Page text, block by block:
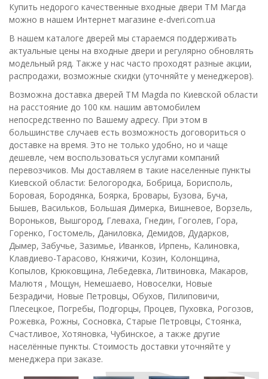
Купить недорого качественные входные двери ТМ Магда
можно в нашем Интернет магазине e-dveri.com.ua
В нашем каталоге дверей мы стараемся поддерживать
актуальные цены на входные двери и регулярно обновлять
модельный ряд. Также у нас часто проходят разные акции,
распродажи, возможные скидки (уточняйте у менеджеров).
Возможна доставка дверей ТМ Magda по Киевской области
на расстояние до 100 км. нашим автомобилем
непосредственно по Вашему адресу. При этом в
большинстве случаев есть возможность договориться о
доставке на время. Это не только удобно, но и чаще
дешевле, чем воспользоваться услугами компаний
перевозчиков. Мы доставляем в такие населенные пункты
Киевской области: Белогородка, Бобрица, Борисполь,
Боровая, Бородянка, Боярка, Бровары, Бузова, Буча,
Бышев, Васильков, Большая Димерка, Вишневое, Ворзель,
Вороньков, Вышгород, Глеваха, Гнедин, Гоголев, Гора,
Горенко, Гостомель, Даниловка, Демидов, Дударков,
Дымер, Забучье, Зазимье, Иванков, Ирпень, Калиновка,
Клавдиево-Тарасово, Княжичи, Козин, Колонщина,
Копылов, Крюковщина, Лебедевка, Литвиновка, Макаров,
Малютя , Мощун, Немешаево, Новоселки, Новые
Безрадичи, Новые Петровцы, Обухов, Пилиповичи,
Плесецкое, Погребы, Подгорцы, Процев, Пуховка, Рогозов,
Рожевка, Рожны, Сосновка, Старые Петровцы, Стоянка,
Счастливое, Хотяновка, Чубинское, а также другие
населённые пункты. Стоимость доставки уточняйте у
менеджера при заказе.